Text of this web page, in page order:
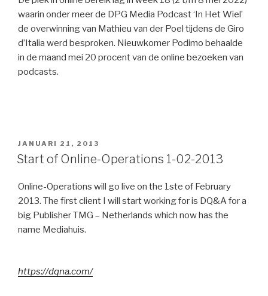
waarin onder meer de DPG Media Podcast ‘In Het Wiel’
de overwinning van Mathieu van der Poel tijdens de Giro
d’Italia werd besproken. Nieuwkomer Podimo behaalde
in de maand mei 20 procent van de online bezoeken van
podcasts.
GEPLAATST
OP
JANUARI 21, 2013
Start of Online-Operations 1-02-2013
Online-Operations will go live on the 1ste of February
2013. The first client I will start working for is DQ&A for a
big Publisher TMG – Netherlands which now has the
name Mediahuis.
https://dqna.com/